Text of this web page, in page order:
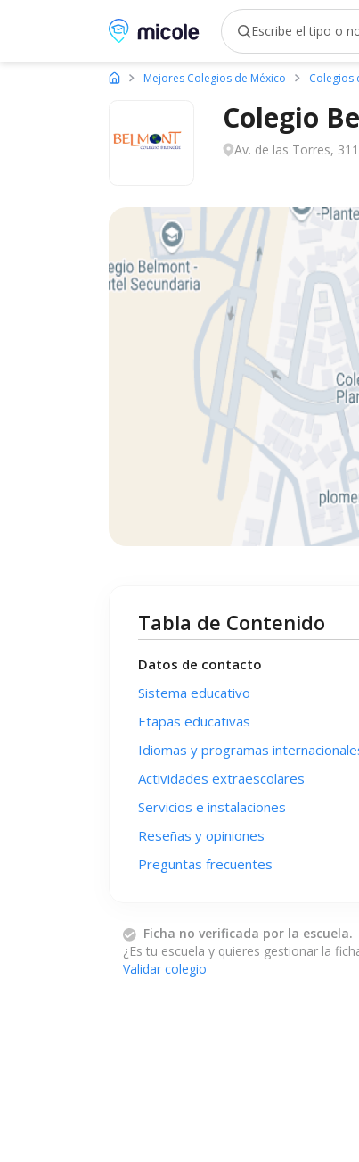
Micole, buscador de colegios
Mejores Colegios de México Colegios
Colegio
Av. de las Torres,
Tabla de Contenido
Datos de contacto
Sistema educativo
Etapas educativas
Idiomas y programas
Actividades extraescolares
Servicios e instalaciones
Reseñas y opiniones
Preguntas frecuentes
Ficha no verificada por la escuela.
¿Es tu escuela y quieres gestionar la
Validar colegio